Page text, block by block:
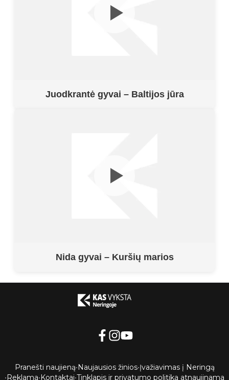
Juodkrantė gyvai – Baltijos jūra
Nida gyvai – Kuršių marios
Pranešti naujieną•Naujausios žinios•Įvažiavimas į Neringą
•Reklama•Kontaktai•Tinklapis ir privatumo politika atnaujinama